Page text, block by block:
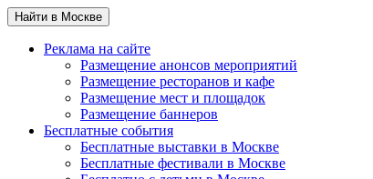
Найти в Москве
Реклама на сайте
Размещение анонсов мероприятий
Размещение ресторанов и кафе
Размещение мест и площадок
Размещение баннеров
Бесплатные события
Бесплатные выставки в Москве
Бесплатные фестивали в Москве